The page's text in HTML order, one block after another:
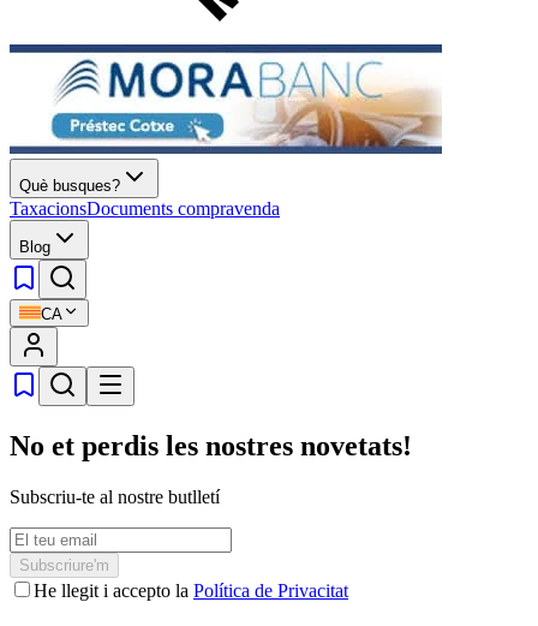
Què busques?
TaxacionsDocuments compravenda
Blog
CA
No et perdis les nostres novetats!
Subscriu-te al nostre butlletí
Subscriure'm
He llegit i accepto la Política de Privacitat